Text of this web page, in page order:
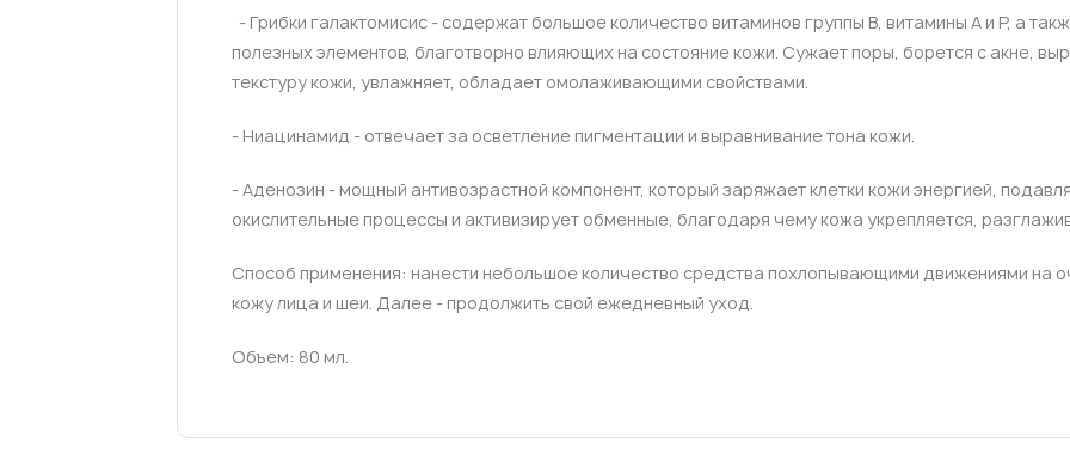
- Грибки галактомисис - содержат большое количество витаминов группы B, витамины A и P, а
полезных элементов, благотворно влияющих на состояние кожи. Сужает поры, борется с акне,
текстуру кожи, увлажняет, обладает омолаживающими свойствами.
- Ниацинамид - отвечает за осветление пигментации и выравнивание тона кожи.
- Аденозин - мощный антивозрастной компонент, который заряжает клетки кожи энергией,
окислительные процессы и активизирует обменные, благодаря чему кожа укрепляется,
Способ применения: нанести небольшое количество средства похлопывающими движениями на
кожу лица и шеи. Далее - продолжить свой ежедневный уход.
Объем: 80 мл.